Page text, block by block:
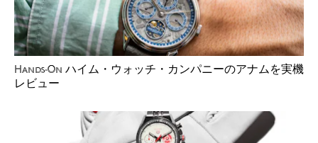
Hands-On ハイム・ウォッチ・カンパニーのアナムを実機
レビュー